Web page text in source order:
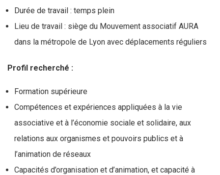
Durée de travail : temps plein
Lieu de travail : siège du Mouvement associatif AURA
dans la métropole de Lyon avec déplacements réguliers
Profil recherché :
Formation supérieure
Compétences et expériences appliquées à la vie
associative et à l’économie sociale et solidaire, aux
relations aux organismes et pouvoirs publics et à
l’animation de réseaux
Capacités d’organisation et d’animation, et capacité à